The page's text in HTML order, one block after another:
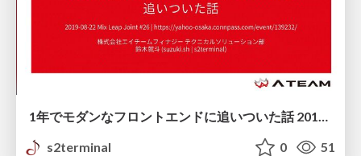
1年でモダンなフロントエンドに追いついた話 2019-08-22 Mix Leap Joint #26
s2terminal
0 51